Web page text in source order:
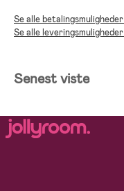
Se alle
Se alle
Senest viste